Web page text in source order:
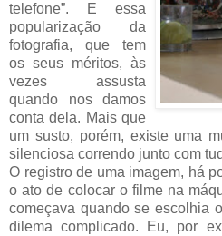
telefone”. E essa
popularização da
fotografia, que tem
os seus méritos, às
vezes assusta
quando nos damos
conta dela. Mais que
um susto, porém, existe uma
silenciosa correndo junto com
O registro de uma imagem, há
o ato de colocar o filme na
começava quando se escolhia
dilema complicado. Eu, por